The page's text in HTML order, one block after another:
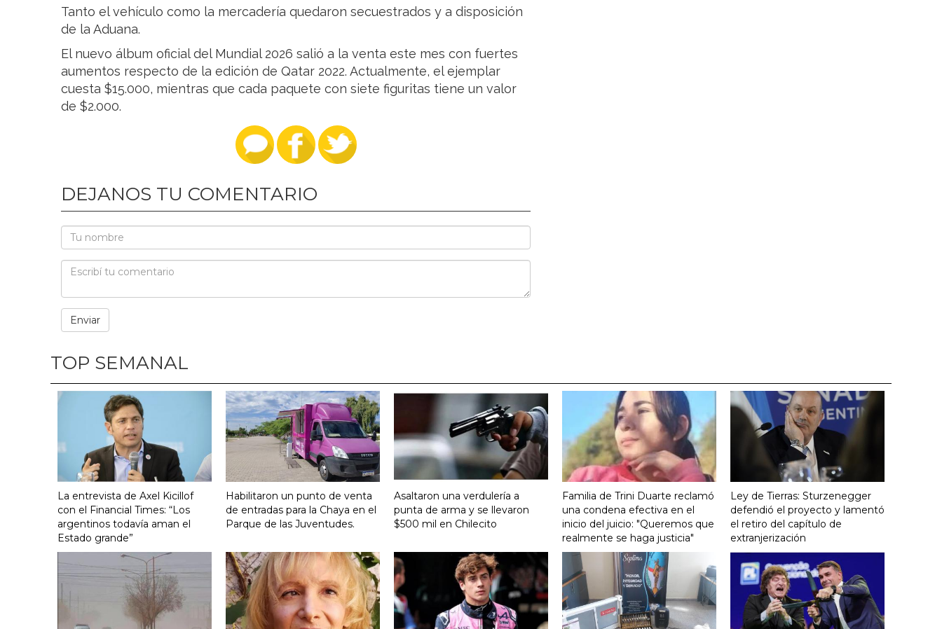
Tanto el vehículo como la mercadería quedaron secuestrados y a disposición
de la Aduana.
El nuevo álbum oficial del Mundial 2026 salió a la venta este mes con fuertes
aumentos respecto de la edición de Qatar 2022. Actualmente, el ejemplar
cuesta $15.000, mientras que cada paquete con siete figuritas tiene un valor
de $2.000.
DEJANOS TU COMENTARIO
TOP SEMANAL
La entrevista de Axel Kicillof
con el Financial Times: “Los
argentinos todavía aman el
Estado grande”
Habilitaron un punto de venta
de entradas para la Chaya en el
Parque de las Juventudes.
Asaltaron una verdulería a
punta de arma y se llevaron
$500 mil en Chilecito
Familia de Trini Duarte reclamó
una condena efectiva en el
inicio del juicio: "Queremos que
realmente se haga justicia"
Ley de Tierras: Sturzenegger
defendió el proyecto y lamentó
el retiro del capítulo de
extranjerización